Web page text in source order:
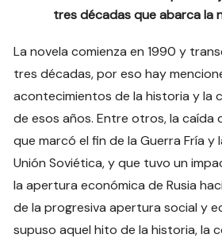
tres décadas que abarca la
La novela comienza en 1990 y
tres décadas, por eso hay
acontecimientos de la historia y la
de esos años. Entre otros, la caída
que marcó el fin de la Guerra Fría y
Unión Soviética, y que tuvo un
la apertura económica de Rusia
de la progresiva apertura social y
supuso aquel hito de la historia, la